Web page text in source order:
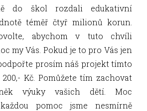
do škol rozdali edukativní
téměř čtyř milionů korun.
abychom v tuto chvíli
my Vás. Pokud je to pro Vás jen
prosím náš projekt tímto
Kč. Pomůžete tím zachovat
výuky vašich dětí. Moc
pomoc jsme nesmírně